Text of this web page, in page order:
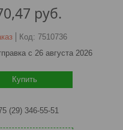
руб.
Код: 7510736
с 26 августа 2026
Купить
(29) 346-55-51